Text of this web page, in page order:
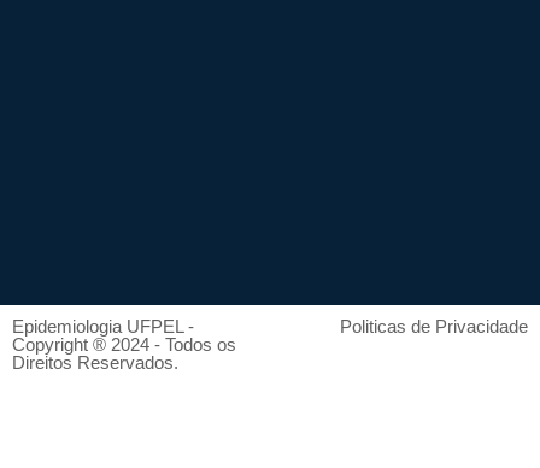
Epidemiologia UFPEL -
Copyright ® 2024 - Todos os
Direitos Reservados.
Politicas de Privacidade